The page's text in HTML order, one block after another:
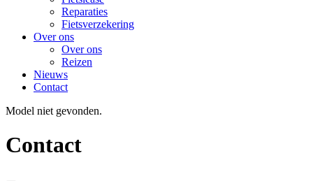
Reparaties
Fietsverzekering
Over ons
Over ons
Reizen
Nieuws
Contact
Model niet gevonden.
Contact